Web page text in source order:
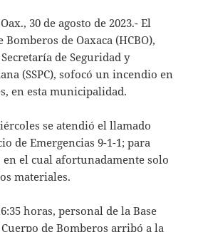
30 de agosto de 2023.- El
de Oaxaca (HCBO),
de Seguridad y
(SSPC), sofocó un incendio en
en esta municipalidad.
se atendió el llamado
de Emergencias 9-1-1; para
el cual afortunadamente solo
materiales.
horas, personal de la Base
de Bomberos arribó a la